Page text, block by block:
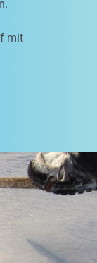
mit